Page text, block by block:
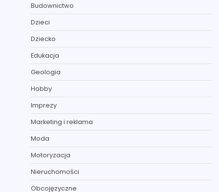
Budownictwo
Dzieci
Dziecko
Edukacja
Geologia
Hobby
Imprezy
Marketing i reklama
Moda
Motoryzacja
Nieruchomości
Obcojęzyczne